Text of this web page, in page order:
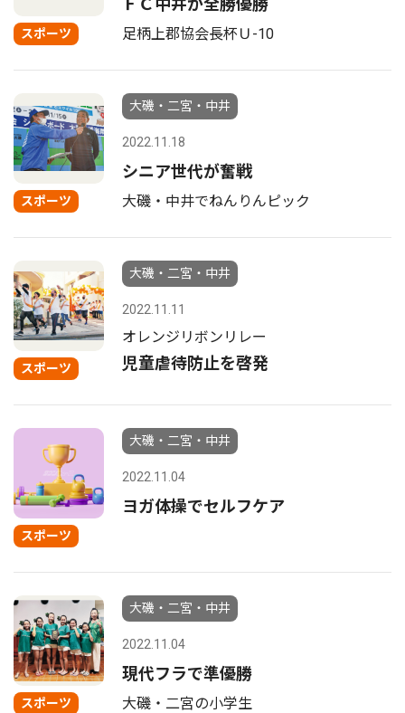
スポーツ
ＦＣ中井が全勝優勝
足柄上郡協会長杯Ｕ-10
スポーツ
大磯・二宮・中井
2022.11.18
シニア世代が奮戦
大磯・中井でねんりんピック
スポーツ
大磯・二宮・中井
2022.11.11
オレンジリボンリレー
児童虐待防止を啓発
スポーツ
大磯・二宮・中井
2022.11.04
ヨガ体操でセルフケア
スポーツ
大磯・二宮・中井
2022.11.04
現代フラで準優勝
大磯・二宮の小学生